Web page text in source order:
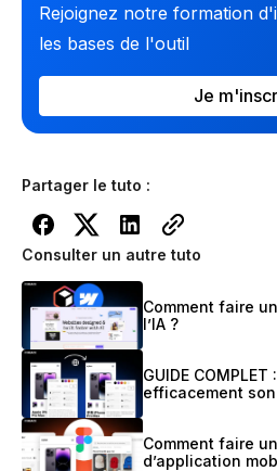
Rejoignez notre formation
les bases de l'outil
Je
Partager le tuto :
Consulter un autre tuto
Comment faire
l’IA ?
GUIDE
efficacement
Comment faire
d’application